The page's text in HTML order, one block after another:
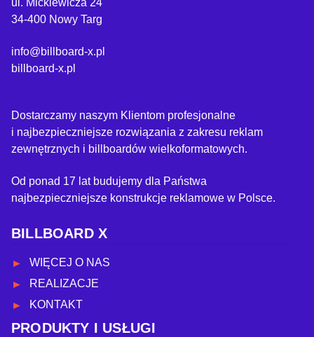
34-400 Nowy Targ
info@billboard-x.pl
billboard-x.pl
Dostarczamy naszym Klientom profesjonalne
i najbezpieczniejsze rozwiązania z zakresu reklam
zewnętrznych i billboardów wielkoformatowych.
Od ponad 17 lat budujemy dla Państwa
najbezpieczniejsze konstrukcje reklamowe w Polsce.
BILLBOARD X
WIĘCEJ O NAS
REALIZACJE
KONTAKT
PRODUKTY I USŁUGI